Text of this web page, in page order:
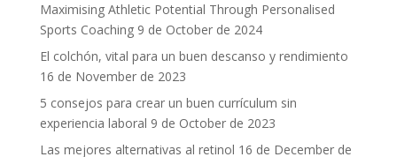
Maximising Athletic Potential Through Personalised
Sports Coaching 9 de October de 2024
El colchón, vital para un buen descanso y rendimiento
16 de November de 2023
5 consejos para crear un buen currículum sin
experiencia laboral 9 de October de 2023
Las mejores alternativas al retinol 16 de December de